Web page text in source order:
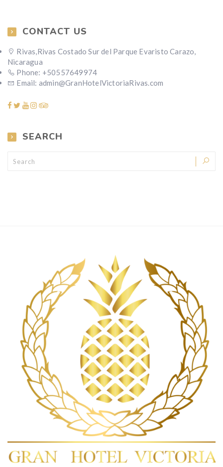
CONTACT US
Rivas,Rivas Costado Sur del Parque Evaristo Carazo,
Nicaragua
Phone: +50557649974
Email: admin@GranHotelVictoriaRivas.com
SEARCH